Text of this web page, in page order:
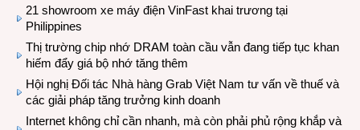
21 showroom xe máy điện VinFast khai trương tại
Philippines
Thị trường chip nhớ DRAM toàn cầu vẫn đang tiếp tục khan
hiếm đẩy giá bộ nhớ tăng thêm
Hội nghị Đối tác Nhà hàng Grab Việt Nam tư vấn về thuế và
các giải pháp tăng trưởng kinh doanh
Internet không chỉ cần nhanh, mà còn phải phủ rộng khắp và